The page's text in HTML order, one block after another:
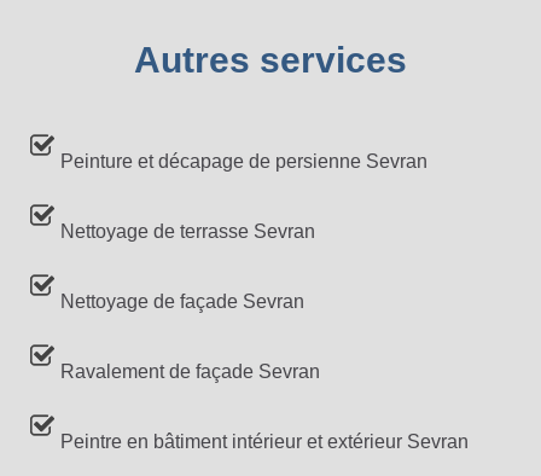
Autres services
Peinture et décapage de persienne Sevran
Nettoyage de terrasse Sevran
Nettoyage de façade Sevran
Ravalement de façade Sevran
Peintre en bâtiment intérieur et extérieur Sevran